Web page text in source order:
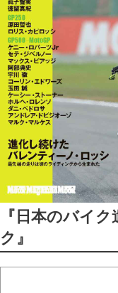
『日本のバイ
ク』